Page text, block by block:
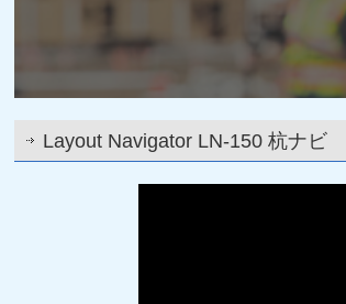
Layout Navigator LN-150 杭ナビ